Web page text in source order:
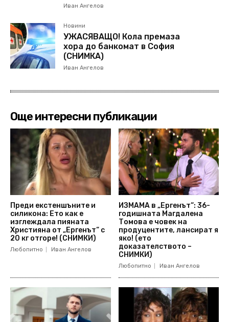
Иван Ангелов
Новини
УЖАСЯВАЩО! Кола премаза
хора до банкомат в София
(СНИМКА)
Иван Ангелов
Още интересни публикации
Преди екстеншъните и
силикона: Ето как е
изглеждала пияната
Християна от „Ергенът“ с
20 кг отгоре! (СНИМКИ)
Любопитно Иван Ангелов
ИЗМАМА в „Ергенът“: 36-
годишната Магдалена
Томова е човек на
продуцентите, лансират я
яко! (ето
доказателството –
СНИМКИ)
Любопитно Иван Ангелов